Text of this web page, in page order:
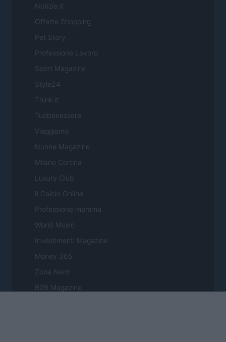
Notizie.it
Offerte Shopping
Pet Story
Professione Lavoro
Sport Magazine
Style24
Think.it
Tuobenessere
Viaggiamo
Nonne Magazine
Milano Cortina
Luxury Club
Il Calcio Online
Professione mamma
World Music
Investimenti Magazine
Money 365
Zona Nerd
B2B Magazine